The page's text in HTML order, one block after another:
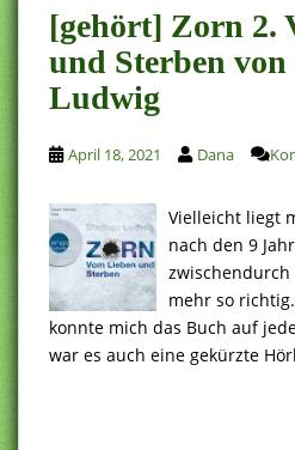
[gehört] Zorn 2.
und Sterben von
Ludwig
April 18, 2021 Dana
Vielleicht liegt
nach den 9
mehr so
konnte mich das Buch auf
war es auch eine gekürzte